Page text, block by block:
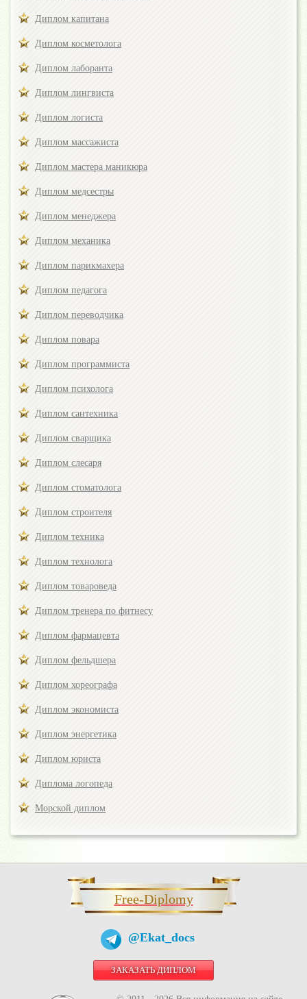
Диплом капитана
Диплом косметолога
Диплом лаборанта
Диплом лингвиста
Диплом логиста
Диплом массажиста
Диплом мастера маникюра
Диплом медсестры
Диплом менеджера
Диплом механика
Диплом парикмахера
Диплом педагога
Диплом переводчика
Диплом повара
Диплом программиста
Диплом психолога
Диплом сантехника
Диплом сварщика
Диплом слесаря
Диплом стоматолога
Диплом строителя
Диплом техника
Диплом технолога
Диплом товароведа
Диплом тренера по фитнесу
Диплом фармацевта
Диплом фельдшера
Диплом хореографа
Диплом экономиста
Диплом энергетика
Диплом юриста
Диплома логопеда
Морской диплом
Free-Diplomy
@Ekat_docs
ЗАКАЗАТЬ ДИПЛОМ